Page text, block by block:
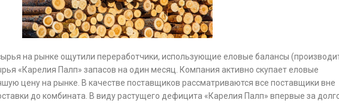
на рынке ощутили переработчики, использующие еловые балансы
«Карелия Палп» запасов на один месяц. Компания активно скупает еловые
цену на рынке. В качестве поставщиков рассматриваются все поставщики вне
до комбината. В виду растущего дефицита «Карелия Палп» впервые за